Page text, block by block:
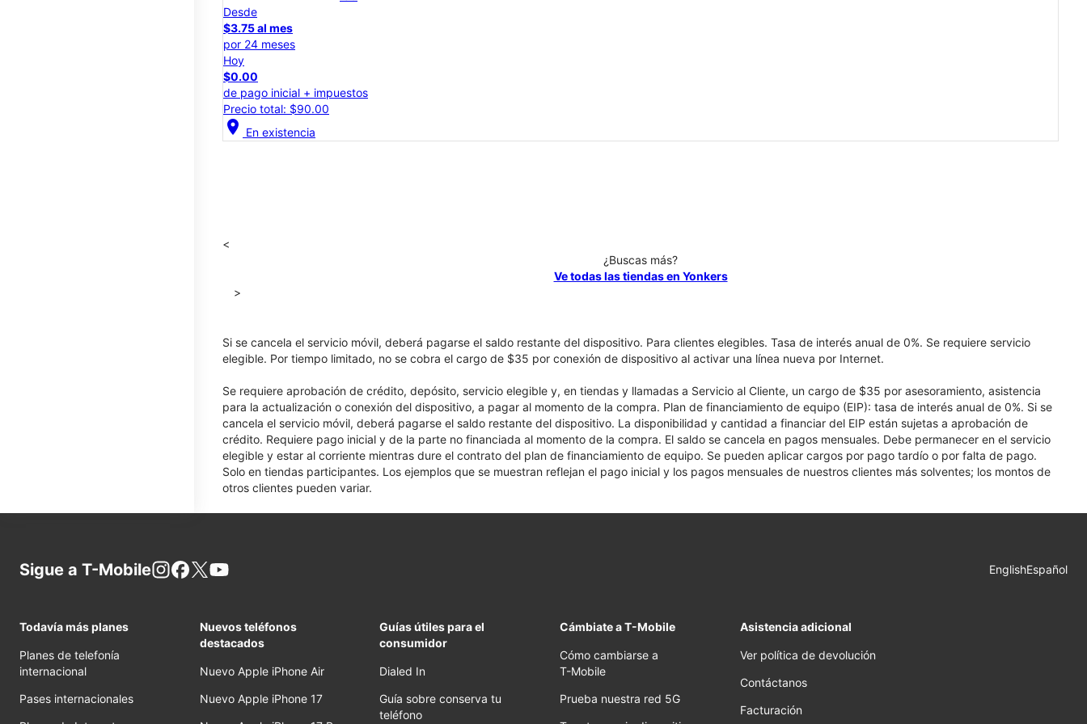
Desde
$3.75 al mes
por 24 meses
Hoy
$0.00
de pago inicial + impuestos
Precio total: $90.00
location_on En existencia
<
¿Buscas más?
Ve todas las tiendas en Yonkers
>
Si se cancela el servicio móvil, deberá pagarse el saldo restante del dispositivo. Para clientes elegibles. Tasa de interés anual de 0%. Se requiere servicio
elegible. Por tiempo limitado, no se cobra el cargo de $35 por conexión de dispositivo al activar una línea nueva por Internet.
Se requiere aprobación de crédito, depósito, servicio elegible y, en tiendas y llamadas a Servicio al Cliente, un cargo de $35 por asesoramiento, asistencia
para la actualización o conexión del dispositivo, a pagar al momento de la compra. Plan de financiamiento de equipo (EIP): tasa de interés anual de 0%. Si se
cancela el servicio móvil, deberá pagarse el saldo restante del dispositivo. La disponibilidad y cantidad a financiar del EIP están sujetas a aprobación de
crédito. Requiere pago inicial y de la parte no financiada al momento de la compra. El saldo se cancela en pagos mensuales. Debe permanecer en el servicio
elegible y estar al corriente mientras dure el contrato del plan de financiamiento de equipo. Se pueden aplicar cargos por pago tardío o por falta de pago.
Solo en tiendas participantes. Los ejemplos que se muestran reflejan el pago inicial y los pagos mensuales de nuestros clientes más solventes; los montos de
otros clientes pueden variar.